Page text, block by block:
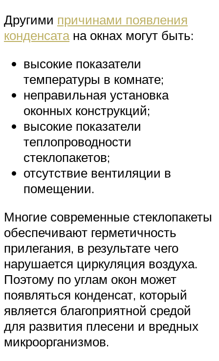
Другими причинами появления
конденсатана окнах могут быть:
высокие показатели
температуры в комнате;
неправильная установка
оконных конструкций;
высокие показатели
теплопроводности
стеклопакетов;
отсутствие вентиляции в
помещении.
Многие современные стеклопакеты
обеспечивают герметичность
прилегания, в результате чего
нарушается циркуляция воздуха.
Поэтому по углам окон может
появляться конденсат, который
является благоприятной средой
для развития плесени и вредных
микроорганизмов.